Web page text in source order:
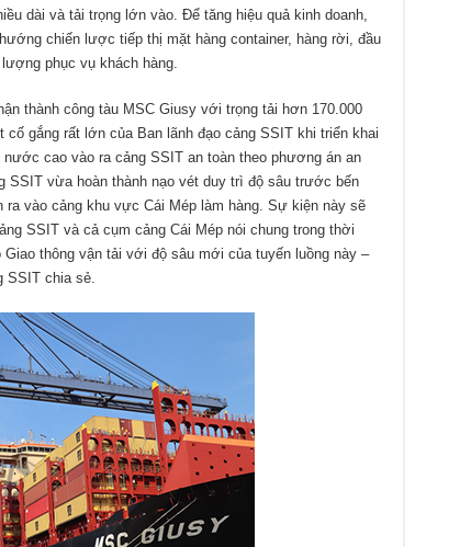
dài và tải trọng lớn vào. Để tăng hiệu quả kinh doanh,
chiến lược tiếp thị mặt hàng container, hàng rời, đầu
phục vụ khách hàng.
thành công tàu MSC Giusy với trọng tải hơn 170.000
cố gắng rất lớn của Ban lãnh đạo cảng SSIT khi triển khai
cao vào ra cảng SSIT an toàn theo phương án an
SSIT vừa hoàn thành nạo vét duy trì độ sâu trước bến
vào cảng khu vực Cái Mép làm hàng. Sự kiện này sẽ
SSIT và cả cụm cảng Cái Mép nói chung trong thời
thông vận tải với độ sâu mới của tuyến luồng này –
SSIT chia sẻ.